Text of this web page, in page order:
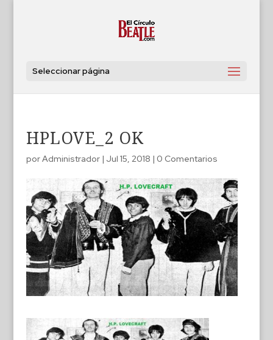
Seleccionar página
HPLOVE_2 OK
porAdministrador| Jul 15, 2018 | 0 Comentarios